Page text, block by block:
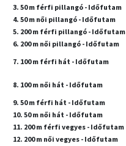
3. 50 m férfi pillangó - Időfutam
4. 50 m női pillangó - Időfutam
5. 200 m férfi pillangó - Időfutam
6. 200 m női pillangó - Időfutam
7. 100 m férfi hát - Időfutam
8. 100 m női hát - Időfutam
9. 50 m férfi hát - Időfutam
10. 50 m női hát - Időfutam
11. 200 m férfi vegyes - Időfutam
12. 200 m női vegyes - Időfutam